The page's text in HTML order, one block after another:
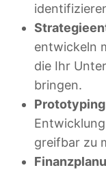
entwickeln
die Ihr
bringen.
greifbar zu